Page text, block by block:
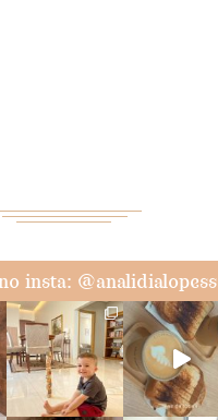
insta: @analidialopess